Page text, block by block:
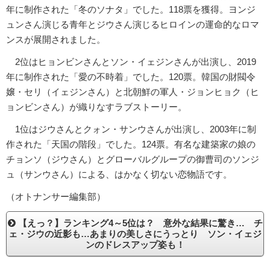
年に制作された「冬のソナタ」でした。118票を獲得。ヨンジ
ュンさん演じる青年とジウさん演じるヒロインの運命的なロマ
ンスが展開されました。
2位はヒョンビンさんとソン・イェジンさんが出演し、2019
年に制作された「愛の不時着」でした。120票。韓国の財閥令
嬢・セリ（イェジンさん）と北朝鮮の軍人・ジョンヒョク（ヒ
ョンビンさん）が織りなすラブストーリー。
1位はジウさんとクォン・サンウさんが出演し、2003年に制
作された「天国の階段」でした。124票。有名な建築家の娘の
チョンソ（ジウさん）とグローバルグループの御曹司のソンジ
ュ（サンウさん）による、はかなく切ない恋物語です。
（オトナンサー編集部）
【えっ？】ランキング4～5位は？ 意外な結果に驚き… チ
ェ・ジウの近影も…あまりの美しさにうっとり ソン・イェジ
ンのドレスアップ姿も！